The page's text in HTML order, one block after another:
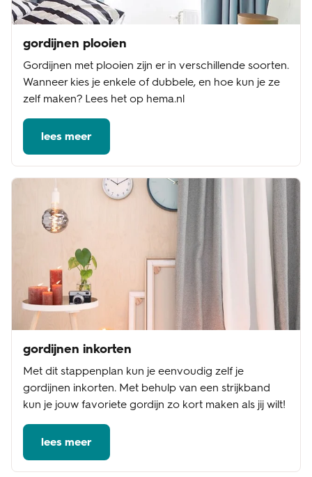
gordijnen plooien
Gordijnen met plooien zijn er in verschillende soorten.
Wanneer kies je enkele of dubbele, en hoe kun je ze
zelf maken? Lees het op hema.nl
lees meer
gordijnen inkorten
Met dit stappenplan kun je eenvoudig zelf je
gordijnen inkorten. Met behulp van een strijkband
kun je jouw favoriete gordijn zo kort maken als jij wilt!
lees meer